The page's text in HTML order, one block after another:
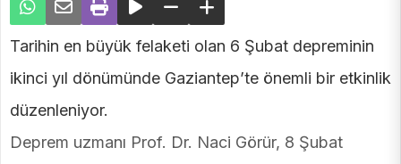
Tarihin en büyük felaketi olan 6 Şubat depreminin
ikinci yıl dönümünde Gaziantep’te önemli bir etkinlik
düzenleniyor.
Deprem uzmanı Prof. Dr. Naci Görür, 8 Şubat